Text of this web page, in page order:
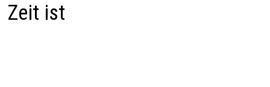
Zeit ist